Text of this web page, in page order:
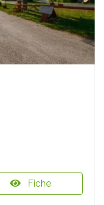
Fiche